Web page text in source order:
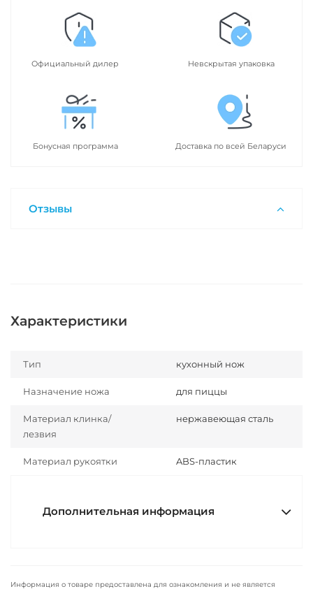
Официальный дилер Невскрытая упаковка
Бонусная программа Доставка по всей Беларуси
Отзывы
Характеристики
Тип кухонный нож
Назначение ножа для пиццы
Материал клинка/
лезвия
нержавеющая сталь
Материал рукоятки ABS-пластик
Дополнительная информация
Информация о товаре предоставлена для ознакомления и не является